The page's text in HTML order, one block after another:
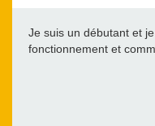
Je suis un débutant et
fonctionnement et